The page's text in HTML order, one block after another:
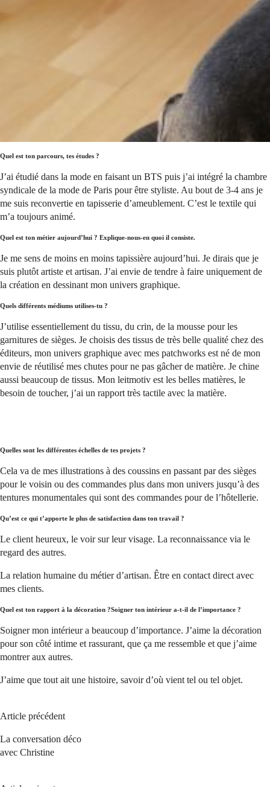
Quel est ton parcours, tes études ?
J’ai étudié dans la mode en faisant un BTS puis j’ai intégré la chambre
syndicale de la mode de Paris pour être styliste. Au bout de 3-4 ans je
me suis reconvertie en tapisserie d’ameublement. C’est le textile qui
m’a toujours animé.
Quel est ton métier aujourd’hui ? Explique-nous-en quoi il consiste.
Je me sens de moins en moins tapissière aujourd’hui. Je dirais que je
suis plutôt artiste et artisan. J’ai envie de tendre à faire uniquement de
la création en dessinant mon univers graphique.
Quels différents médiums utilises-tu ?
J’utilise essentiellement du tissu, du crin, de la mousse pour les
garnitures de sièges. Je choisis des tissus de très belle qualité chez des
éditeurs, mon univers graphique avec mes patchworks est né de mon
envie de réutilisé mes chutes pour ne pas gâcher de matière. Je chine
aussi beaucoup de tissus. Mon leitmotiv est les belles matières, le
besoin de toucher, j’ai un rapport très tactile avec la matière.
Quelles sont les différentes échelles de tes projets ?
Cela va de mes illustrations à des coussins en passant par des sièges
pour le voisin ou des commandes plus dans mon univers jusqu’à des
tentures monumentales qui sont des commandes pour de l’hôtellerie.
Qu’est ce qui t’apporte le plus de satisfaction dans ton travail ?
Le client heureux, le voir sur leur visage. La reconnaissance via le
regard des autres.
La relation humaine du métier d’artisan. Être en contact direct avec
mes clients.
Quel est ton rapport à la décoration ?Soigner ton intérieur a-t-il de l’importance ?
Soigner mon intérieur a beaucoup d’importance. J’aime la décoration
pour son côté intime et rassurant, que ça me ressemble et que j’aime
montrer aux autres.
J’aime que tout ait une histoire, savoir d’où vient tel ou tel objet.
Article précédent
La conversation déco
avec Christine